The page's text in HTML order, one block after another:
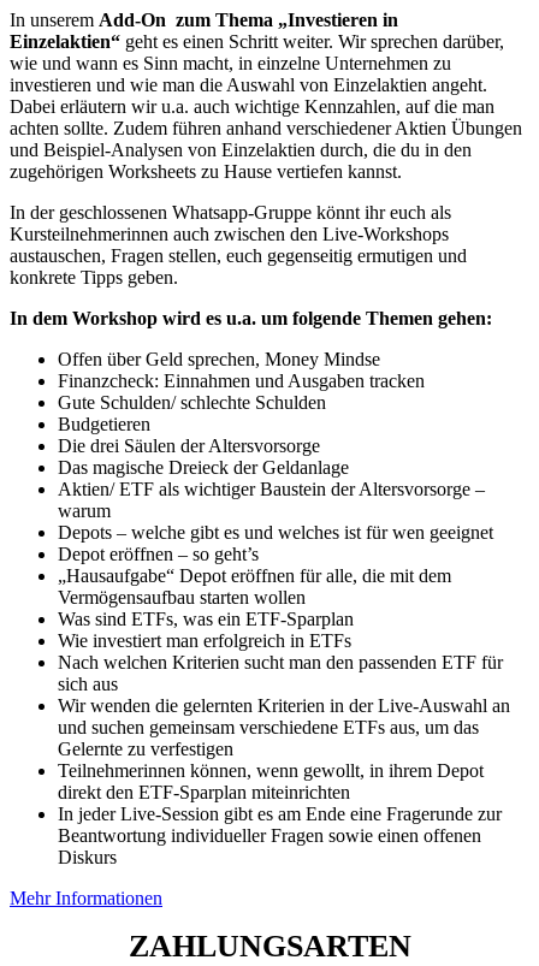
In unserem Add-On zum Thema „Investieren in
Einzelaktien“ geht es einen Schritt weiter. Wir sprechen darüber,
wie und wann es Sinn macht, in einzelne Unternehmen zu
investieren und wie man die Auswahl von Einzelaktien angeht.
Dabei erläutern wir u.a. auch wichtige Kennzahlen, auf die man
achten sollte. Zudem führen anhand verschiedener Aktien Übungen
und Beispiel-Analysen von Einzelaktien durch, die du in den
zugehörigen Worksheets zu Hause vertiefen kannst.
In der geschlossenen Whatsapp-Gruppe könnt ihr euch als
Kursteilnehmerinnen auch zwischen den Live-Workshops
austauschen, Fragen stellen, euch gegenseitig ermutigen und
konkrete Tipps geben.
In dem Workshop wird es u.a. um folgende Themen gehen:
Offen über Geld sprechen, Money Mindse
Finanzcheck: Einnahmen und Ausgaben tracken
Gute Schulden/ schlechte Schulden
Budgetieren
Die drei Säulen der Altersvorsorge
Das magische Dreieck der Geldanlage
Aktien/ ETF als wichtiger Baustein der Altersvorsorge –
warum
Depots – welche gibt es und welches ist für wen geeignet
Depot eröffnen – so geht’s
„Hausaufgabe“ Depot eröffnen für alle, die mit dem
Vermögensaufbau starten wollen
Was sind ETFs, was ein ETF-Sparplan
Wie investiert man erfolgreich in ETFs
Nach welchen Kriterien sucht man den passenden ETF für
sich aus
Wir wenden die gelernten Kriterien in der Live-Auswahl an
und suchen gemeinsam verschiedene ETFs aus, um das
Gelernte zu verfestigen
Teilnehmerinnen können, wenn gewollt, in ihrem Depot
direkt den ETF-Sparplan miteinrichten
In jeder Live-Session gibt es am Ende eine Fragerunde zur
Beantwortung individueller Fragen sowie einen offenen
Diskurs
Mehr Informationen
ZAHLUNGSARTEN